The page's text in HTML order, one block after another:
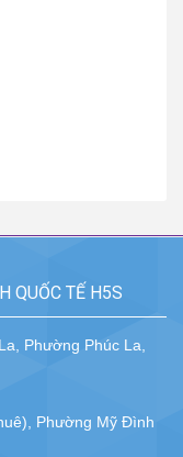
QUỐC TẾ H5S
Phường Phúc La,
Phường Mỹ Đình